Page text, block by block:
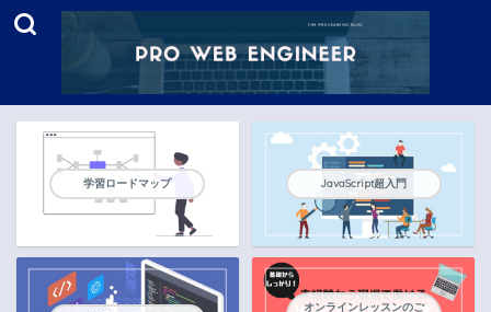
学習ロードマップ JavaScript超入門
オンラインレッスンのご